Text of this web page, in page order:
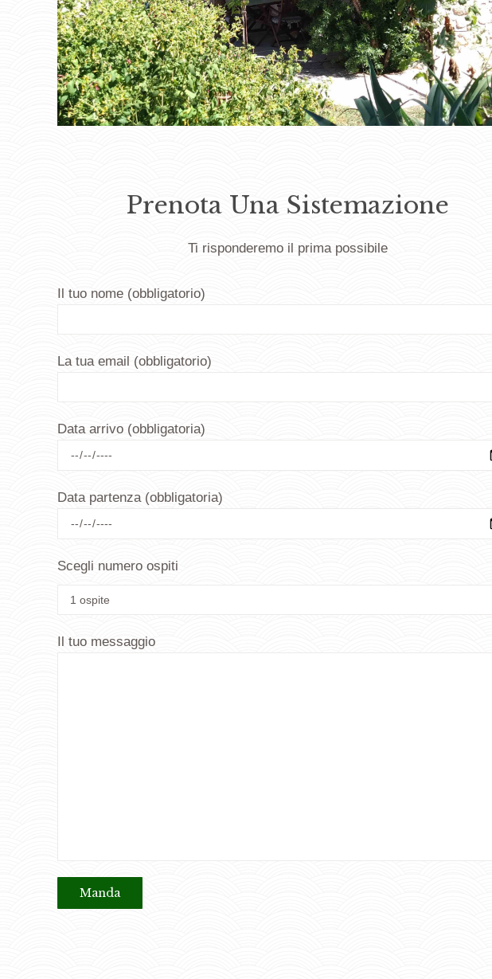
Prenota Una Sistemazione
Ti risponderemo il prima possibile
Il tuo nome (obbligatorio)
La tua email (obbligatorio)
Data arrivo (obbligatoria)
Data partenza (obbligatoria)
Scegli numero ospiti
Il tuo messaggio